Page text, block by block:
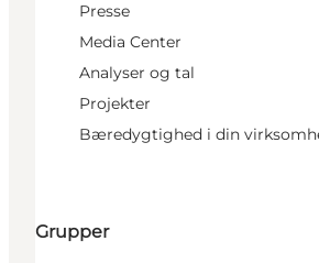
Presse
Media Center
Analyser og tal
Projekter
Bæredygtighed i din
Grupper